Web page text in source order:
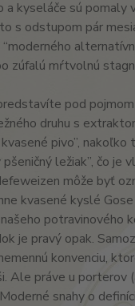
kyseláče sú pomaly
s odstupom pár
zúfalú mŕtvolnú
pod
druhu s
pivo”,
ležiak”, čo je
môže byť
kvasené kyslé
potravinového
je pravý opak.
konvenciu,
Ale práve u porterov
snahy o